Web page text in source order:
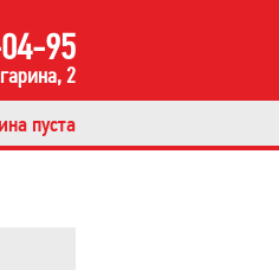
95
2
пуста